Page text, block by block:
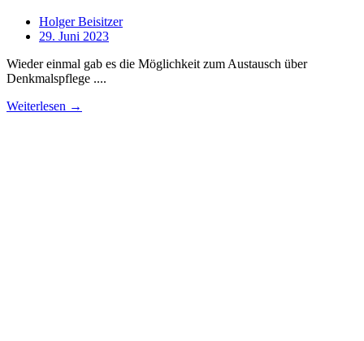
Holger Beisitzer
29. Juni 2023
Wieder einmal gab es die Möglichkeit zum Austausch über
Denkmalspflege ....
Weiterlesen →